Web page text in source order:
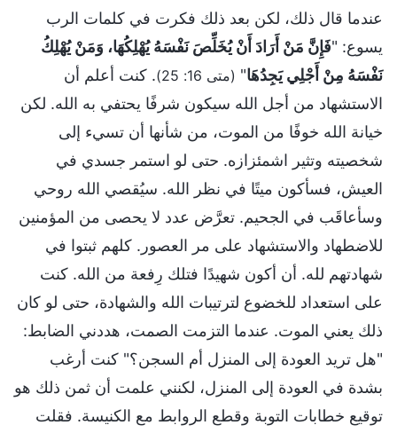
عندما قال ذلك، لكن بعد ذلك فكرت في كلمات الرب
يسوع: "فَإِنَّ مَنْ أَرَادَ أَنْ يُخَلِّصَ نَفْسَهُ يُهْلِكُهَا، وَمَنْ يُهْلِكُ
نَفْسَهُ مِنْ أَجْلِي يَجِدُهَا" (متى 16: 25)
. كنت أعلم أن
الاستشهاد من أجل الله سيكون شرفًا يحتفي به الله. لكن
خيانة الله خوفًا من الموت، من شأنها أن تسيء إلى
شخصيته وتثير اشمئزازه. حتى لو استمر جسدي في
العيش، فسأكون ميتًا في نظر الله. سيُقصي الله روحي
وسأعاقَب في الجحيم. تعرَّض عدد لا يحصى من المؤمنين
للاضطهاد والاستشهاد على مر العصور. كلهم ثبتوا في
شهادتهم لله. أن أكون شهيدًا فتلك رِفعة من الله. كنت
على استعداد للخضوع لترتيبات الله والشهادة، حتى لو كان
ذلك يعني الموت. عندما التزمت الصمت، هددني الضابط:
"هل تريد العودة إلى المنزل أم السجن؟" كنت أرغب
بشدة في العودة إلى المنزل، لكنني علمت أن ثمن ذلك هو
توقيع خطابات التوبة وقطع الروابط مع الكنيسة. فقلت